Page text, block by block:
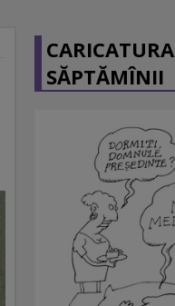
CARICATURA
SĂPTĂMÎNII